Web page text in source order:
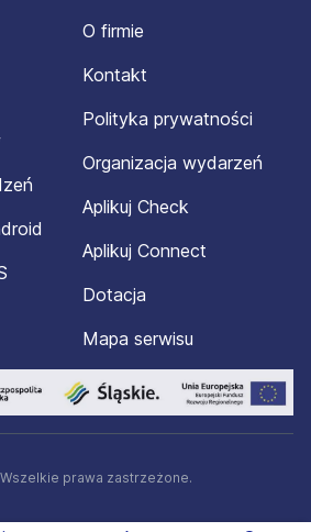
O firmie
Kontakt
Polityka prywatności
Organizacja wydarzeń
Aplikuj Check
Aplikuj Connect
Dotacja
Mapa serwisu
prawa zastrzeżone.